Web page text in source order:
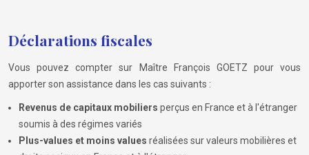
Déclarations fiscales
Vous pouvez compter sur Maître François GOETZ pour vous
apporter son assistance dans les cas suivants :
Revenus de capitaux mobiliers perçus en France et à l'étranger
soumis à des régimes variés
Plus-values et moins values réalisées sur valeurs mobilières et